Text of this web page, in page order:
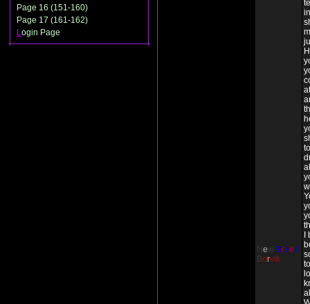
Page 16 (151-160)
Page 17 (161-162)
Login Page
N ew Breed
B orvi k